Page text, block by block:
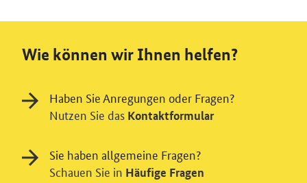
Wie können wir Ihnen helfen?
Haben Sie Anregungen oder Fragen?
Nutzen Sie das Kontaktformular
Sie haben allgemeine Fragen?
Schauen Sie in Häufige Fragen